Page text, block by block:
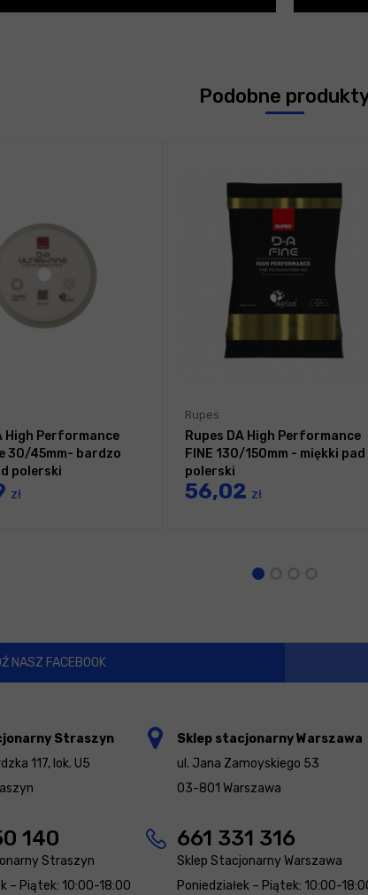
Podobne
High Performance
30/45mm- bardzo
polerski
zł
Rupes
Rupes DA High Performance
FINE 130/150mm - miękki pad
polerski
56,02 zł
NASZ FACEBOOK
Straszyn
117, lok. U5
140
Straszyn
– Piątek: 10:00-18:00
Sklep stacjonarny Warszawa
ul. Jana Zamoyskiego 53
03-801 Warszawa
661 331 316
Sklep Stacjonarny Warszawa
Poniedziałek – Piątek: 10:00-